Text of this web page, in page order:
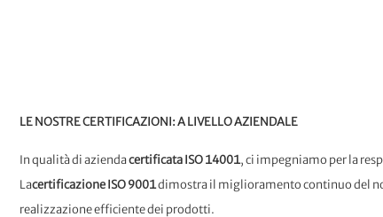
LE NOSTRE CERTIFICAZIONI: A LIVELLO AZIENDALE
In qualità di aziendacertificata ISO 14001, ci impegniamo per la
Lacertificazione ISO 9001dimostra il miglioramento continuo del
realizzazione efficiente dei prodotti.